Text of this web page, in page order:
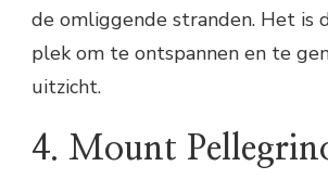
de omliggende stranden. Het is
plek om te ontspannen en te
uitzicht.
4. Mount